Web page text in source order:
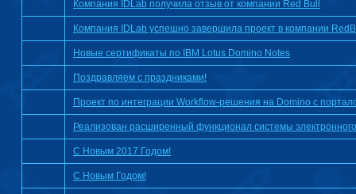
Компания IDLab получила отзыв от компании Red Bull
Компания IDLab успешно завершила проект в компании
Новые сертификаты по IBM Lotus Domino Notes
Поздравляем с праздниками!
Проект по интеграции Workflow-решения на Domino с
Реализован расширенный функционал системы
С Новым 2017 Годом!
С Новым Годом!